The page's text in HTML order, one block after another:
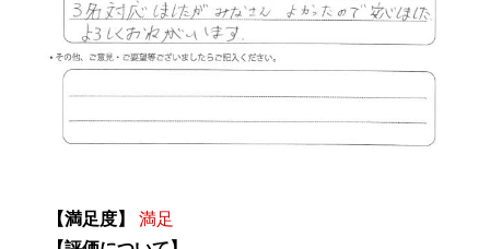
【満足度】
満足